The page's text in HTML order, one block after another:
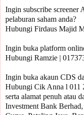
Ingin subscribe screener
pelaburan saham anda?
Hubungi Firdaus Majid
Ingin buka platform
Hubungi Ramzie |
Ingin buka akaun CDS
Hubungi Cik Anna l 011
serta alamat penuh atau
Investment Bank